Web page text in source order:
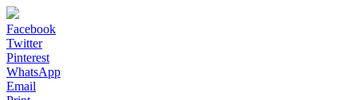
Facebook
Twitter
Pinterest
WhatsApp
Email